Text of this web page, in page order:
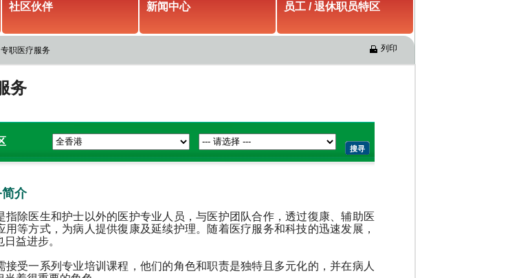
社区伙伴 新闻中心 员工 / 退休职员特区
专职医疗服务 列印